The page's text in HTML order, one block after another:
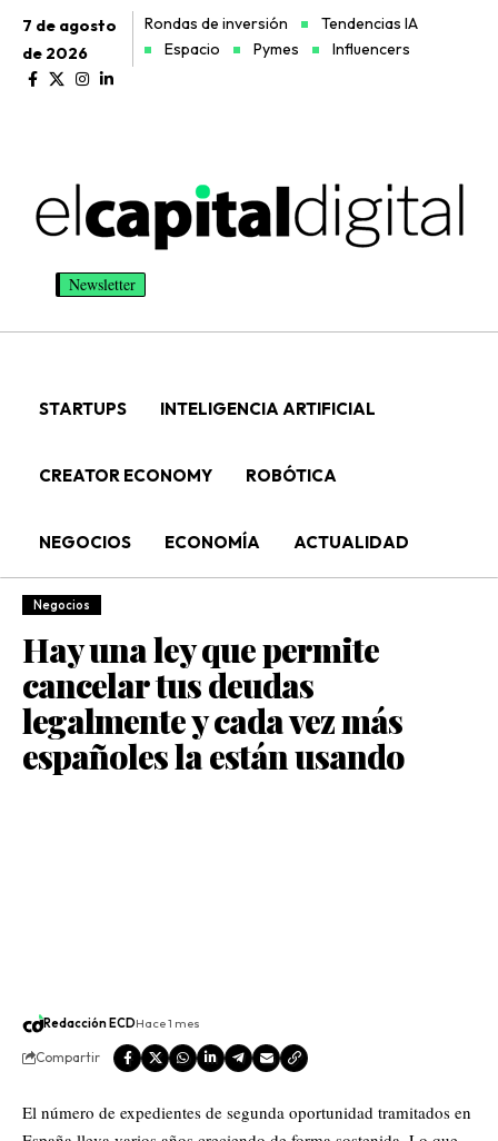
7 de agosto
de 2026
Rondas de inversión
Tendencias IA
Espacio
Pymes Influencers
Newsletter
STARTUPS INTELIGENCIA ARTIFICIAL
CREATOR ECONOMY ROBÓTICA
NEGOCIOS ECONOMÍA ACTUALIDAD
Negocios
Hay una ley que permite
cancelar tus deudas
legalmente y cada vez más
españoles la están usando
Redacción ECDHace 1 mes
Compartir
El número de expedientes de segunda oportunidad tramitados en